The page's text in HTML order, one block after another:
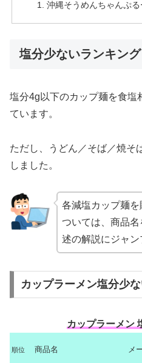
沖縄そうめんちゃんぷる
塩分少ないランキング
塩分4g以下のカップ麺を食塩
ています。
ただし、うどん／そば／焼そ
しました。
各減塩カップ麺
ついては、商品
述の解説にジャン
カップラーメン塩分少
カップラーメン
順位 商品名 メ